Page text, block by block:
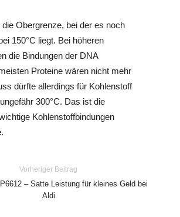
Obergrenze, bei der es noch
150°C liegt. Bei höheren
die Bindungen der DNA
Proteine wären nicht mehr
dürfte allerdings für Kohlenstoff
300°C. Das ist die
Kohlenstoffbindungen
Vorheriger Beitrag
– Satte Leistung für kleines Geld bei
Aldi